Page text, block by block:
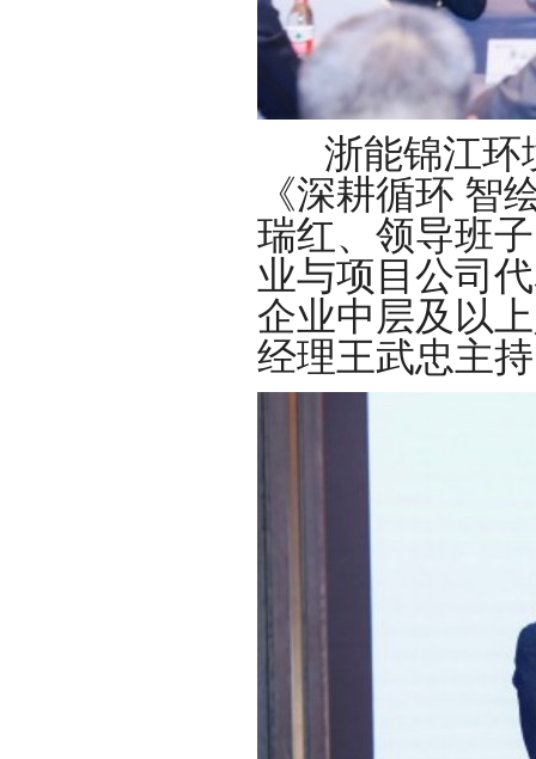
浙能锦江环
《深耕循环 智
瑞红、领导班
业与项目公司
企业中层及以
经理王武忠主